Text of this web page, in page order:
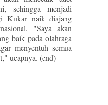
sehingga menjadi
Kukar naik diajang
"Saya akan
baik pada olahraga
menyentuh semua
ucapnya. (end)